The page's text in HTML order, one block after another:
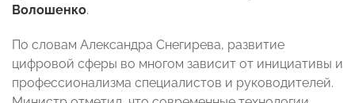
Волошенко.
По словам Александра Снегирева, развитие
цифровой сферы во многом зависит от инициативы и
профессионализма специалистов и руководителей.